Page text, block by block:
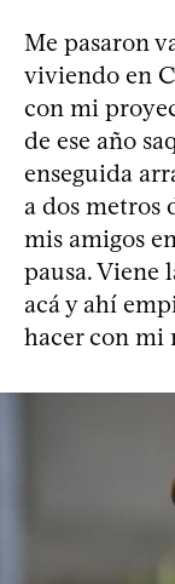
Me pasaron
viviendo en
con mi
de ese año
enseguida
a dos metros
mis amigos
pausa. Viene
acá y ahí
hacer con mi